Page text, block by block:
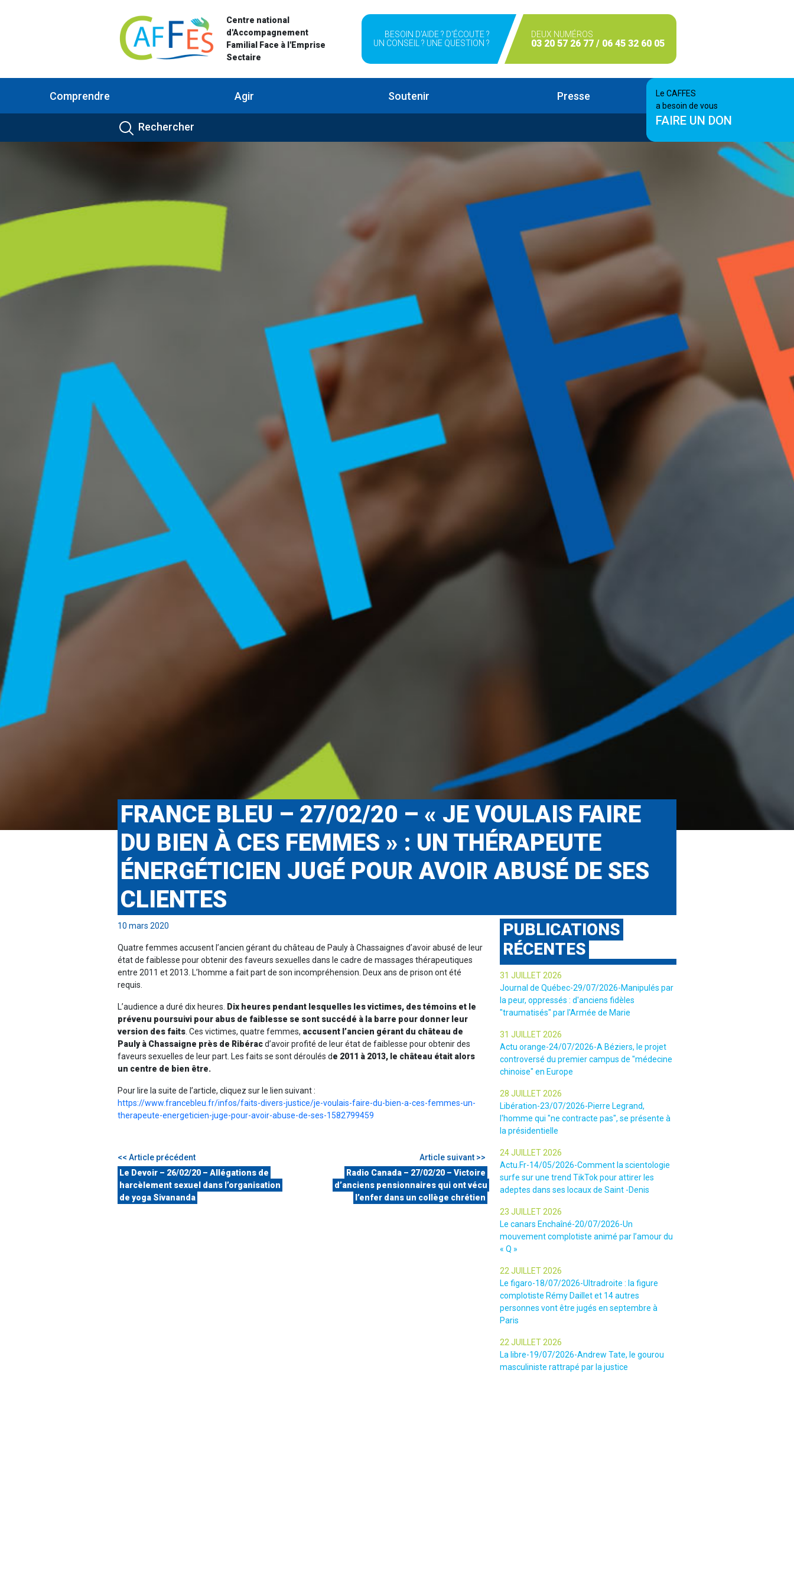
Centre national
d'Accompagnement
Familial Face à l'Emprise
Sectaire
BESOIN D'AIDE ? D'ÉCOUTE ?
UN CONSEIL ? UNE QUESTION ?
DEUX NUMÉROS
03 20 57 26 77 / 06 45 32 60 05
Comprendre Agir Soutenir Presse
Le CAFFES
a besoin de vous
FAIRE UN DON
FRANCE BLEU – 27/02/20 – « JE VOULAIS FAIRE
DU BIEN À CES FEMMES » : UN THÉRAPEUTE
ÉNERGÉTICIEN JUGÉ POUR AVOIR ABUSÉ DE SES
CLIENTES
10 mars 2020
Quatre femmes accusent l’ancien gérant du château de Pauly à Chassaignes d’avoir abusé de leur
état de faiblesse pour obtenir des faveurs sexuelles dans le cadre de massages thérapeutiques
entre 2011 et 2013. L’homme a fait part de son incompréhension. Deux ans de prison ont été
requis.
L’audience a duré dix heures. Dix heures pendant lesquelles les victimes, des témoins et le
prévenu poursuivi pour abus de faiblesse se sont succédé à la barre pour donner leur
version des faits. Ces victimes, quatre femmes, accusent l’ancien gérant du château de
Pauly à Chassaigne près de Ribéracd’avoir profité de leur état de faiblesse pour obtenir des
faveurs sexuelles de leur part. Les faits se sont déroulés de 2011 à 2013, le château était alors
un centre de bien être.
Pour lire la suite de l’article, cliquez sur le lien suivant :
https://www.francebleu.fr/infos/faits-divers-justice/je-voulais-faire-du-bien-a-ces-femmes-un-
therapeute-energeticien-juge-pour-avoir-abuse-de-ses-1582799459
<< Article précédent
Le Devoir – 26/02/20 – Allégations de
harcèlement sexuel dans l’organisation
de yoga Sivananda
Article suivant >>
Radio Canada – 27/02/20 – Victoire
d’anciens pensionnaires qui ont vécu
l’enfer dans un collège chrétien
PUBLICATIONS
RÉCENTES
31 JUILLET 2026
Journal de Québec-29/07/2026-Manipulés par
la peur, oppressés : d'anciens fidèles
"traumatisés" par l'Armée de Marie
31 JUILLET 2026
Actu orange-24/07/2026-A Béziers, le projet
controversé du premier campus de "médecine
chinoise" en Europe
28 JUILLET 2026
Libération-23/07/2026-Pierre Legrand,
l'homme qui "ne contracte pas", se présente à
la présidentielle
24 JUILLET 2026
Actu.Fr-14/05/2026-Comment la scientologie
surfe sur une trend TikTok pour attirer les
adeptes dans ses locaux de Saint -Denis
23 JUILLET 2026
Le canars Enchaîné-20/07/2026-Un
mouvement complotiste animé par l’amour du
« Q »
22 JUILLET 2026
Le figaro-18/07/2026-Ultradroite : la figure
complotiste Rémy Daillet et 14 autres
personnes vont être jugés en septembre à
Paris
22 JUILLET 2026
La libre-19/07/2026-Andrew Tate, le gourou
masculiniste rattrapé par la justice